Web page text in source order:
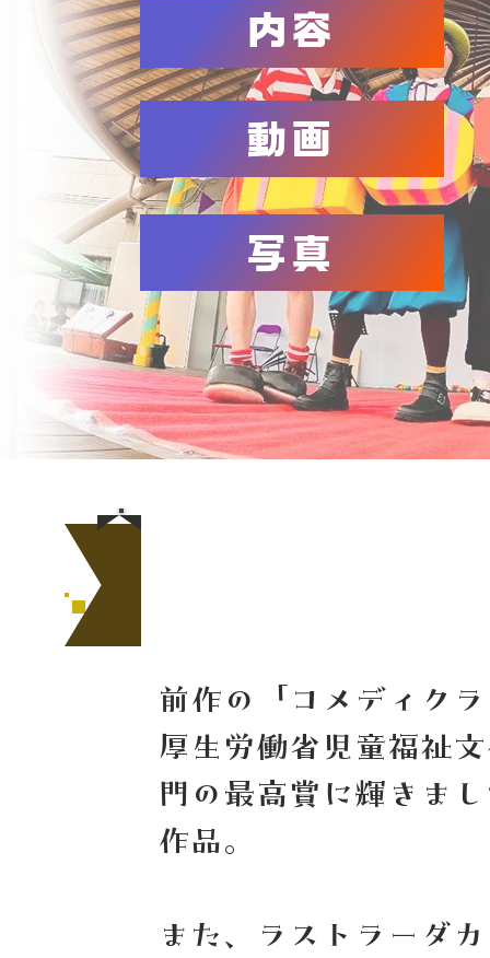
内容
動画
写真
前作の「コメディク
厚生労働省児童福祉
門の最高賞に輝きま
作品。
また、ラストラーダ